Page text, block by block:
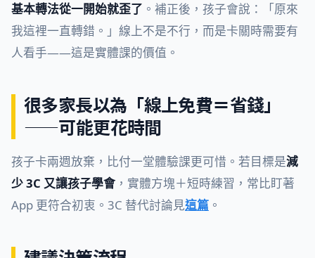
基本轉法從一開始就歪了 。補正後，孩子會說：「原來
我這裡一直轉錯。」線上不是不行，而是卡關時需要有
人看手——這是實體課的價值。
很多家長以為「線上免費＝省錢」
——可能更花時間
孩子卡兩週放棄，比付一堂體驗課更可惜。若目標是減
少 3C 又讓孩子學會 ，實體方塊＋短時練習，常比盯著
App 更符合初衷。3C 替代討論見這篇 。